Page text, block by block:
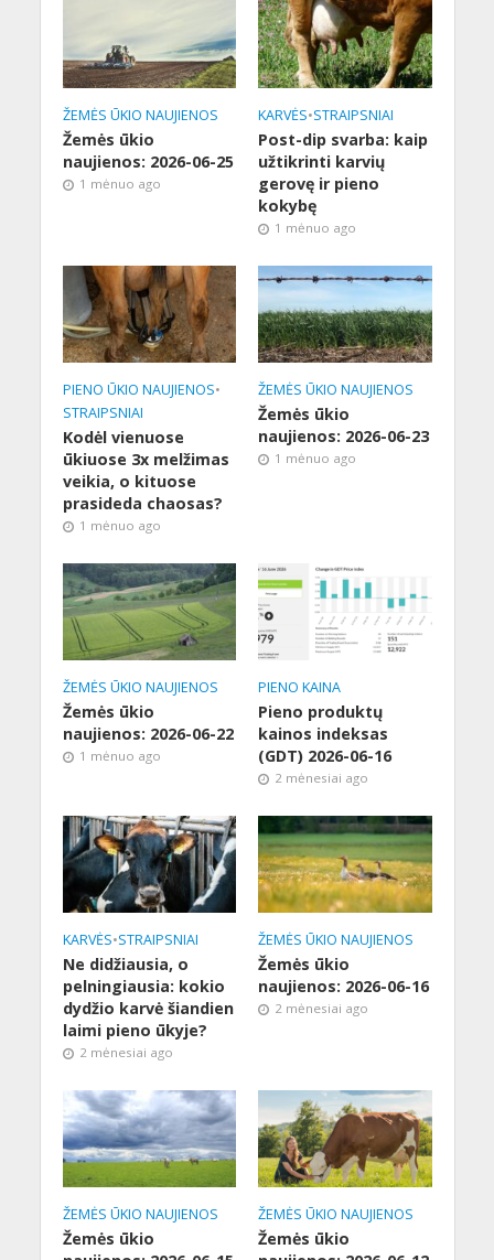
ŽEMĖS ŪKIO NAUJIENOS
Žemės ūkio
naujienos: 2026-06-25
1 mėnuo ago
KARVĖS•STRAIPSNIAI
Post-dip svarba: kaip
užtikrinti karvių
gerovę ir pieno
kokybę
1 mėnuo ago
PIENO ŪKIO NAUJIENOS•
STRAIPSNIAI
Kodėl vienuose
ūkiuose 3x melžimas
veikia, o kituose
prasideda chaosas?
1 mėnuo ago
ŽEMĖS ŪKIO NAUJIENOS
Žemės ūkio
naujienos: 2026-06-23
1 mėnuo ago
ŽEMĖS ŪKIO NAUJIENOS
Žemės ūkio
naujienos: 2026-06-22
1 mėnuo ago
PIENO KAINA
Pieno produktų
kainos indeksas
(GDT) 2026-06-16
2 mėnesiai ago
KARVĖS•STRAIPSNIAI
Ne didžiausia, o
pelningiausia: kokio
dydžio karvė šiandien
laimi pieno ūkyje?
2 mėnesiai ago
ŽEMĖS ŪKIO NAUJIENOS
Žemės ūkio
naujienos: 2026-06-16
2 mėnesiai ago
ŽEMĖS ŪKIO NAUJIENOS
Žemės ūkio
ŽEMĖS ŪKIO NAUJIENOS
Žemės ūkio